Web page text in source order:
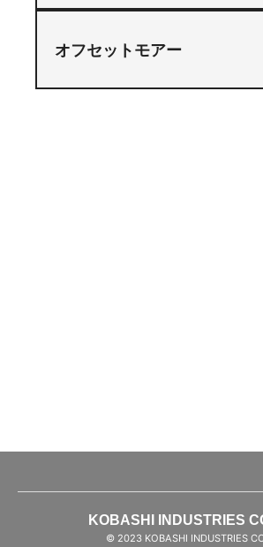
オフセットモアー
KOBASHI INDUSTRIES
© 2023 KOBASHI INDUSTRIES